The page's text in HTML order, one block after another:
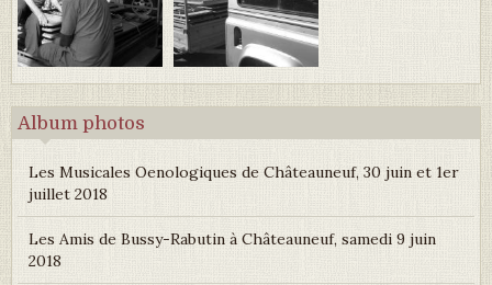
Album photos
Les Musicales Oenologiques de Châteauneuf, 30 juin et 1er
juillet 2018
Les Amis de Bussy-Rabutin à Châteauneuf, samedi 9 juin
2018